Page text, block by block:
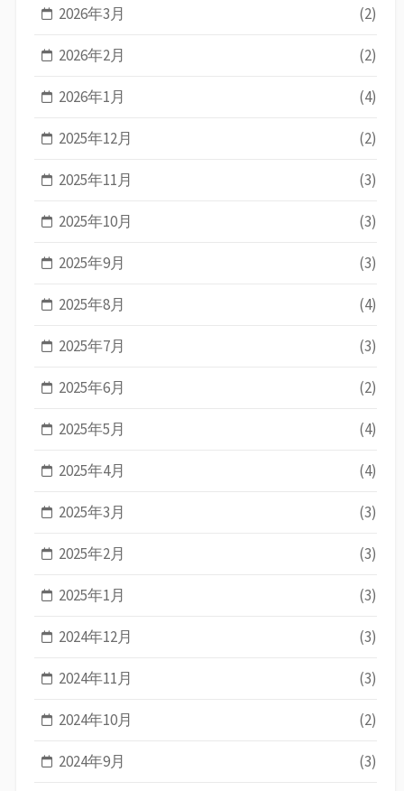
2026年3月 (2)
2026年2月 (2)
2026年1月 (4)
2025年12月 (2)
2025年11月 (3)
2025年10月 (3)
2025年9月 (3)
2025年8月 (4)
2025年7月 (3)
2025年6月 (2)
2025年5月 (4)
2025年4月 (4)
2025年3月 (3)
2025年2月 (3)
2025年1月 (3)
2024年12月 (3)
2024年11月 (3)
2024年10月 (2)
2024年9月 (3)